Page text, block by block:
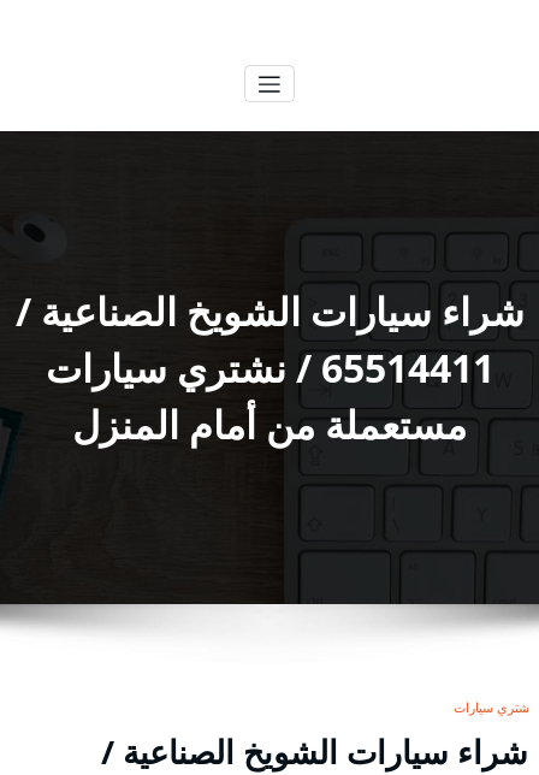
شراء سيارات الشويخ الصناعية /
65514411 / نشتري سيارات
مستعملة من أمام المنزل
نشتري سيارات
شراء سيارات الشويخ الصناعية /